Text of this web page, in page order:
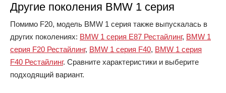
Другие поколения BMW 1 серия
Помимо F20, модель BMW 1 серия также выпускалась в
других поколениях: BMW 1 серия E87 Рестайлинг, BMW 1
серия F20 Рестайлинг, BMW 1 серия F40, BMW 1 серия
F40 Рестайлинг. Сравните характеристики и выберите
подходящий вариант.